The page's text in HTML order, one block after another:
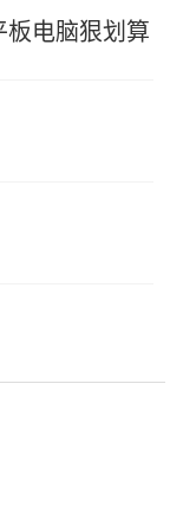
板电脑狠划算